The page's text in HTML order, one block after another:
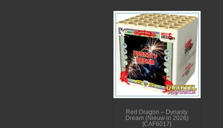
Red Dragon – Dynasty
Dream (Nieuw in 2026)
[CAF6017]